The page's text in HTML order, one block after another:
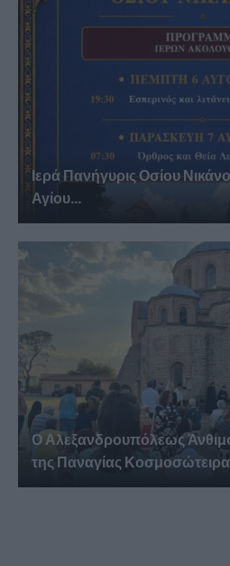
Ιερά Πανήγυρις Οσίου
Αγίου...
Ο Αλεξανδρουπόλεως
της Παναγίας